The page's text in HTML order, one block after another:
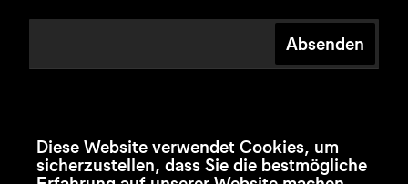
Absenden
Diese Website verwendet Cookies, um
sicherzustellen, dass Sie die bestmögliche